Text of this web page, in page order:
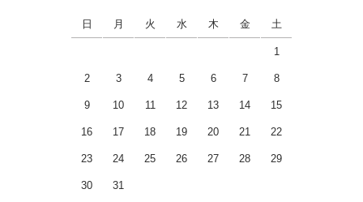
日 月 火 水 木 金 土
1
2 3 4 5 6 7 8
9 10 11 12 13 14 15
16 17 18 19 20 21 22
23 24 25 26 27 28 29
30 31